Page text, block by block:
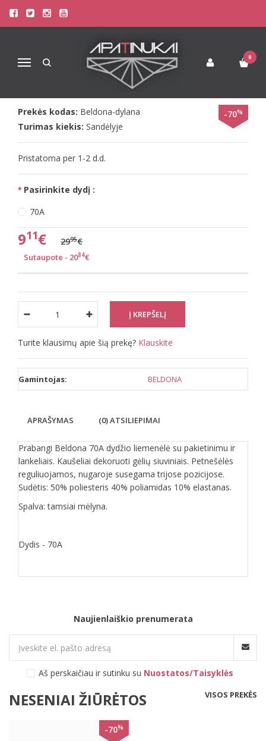
Navigacija
0
Pagrindinis Liemenėlės
Beldona 70A dydžio liemenėlė Dylana Push up
BELDONA 70A DYDŽIO LIEMENĖLĖ
DYLANA PUSH UP
-70%
Prekės kodas: Beldona-dylana
Turimas kiekis: Sandėlyje
Pristatoma per 1-2 d.d.
Pasirinkite dydį :
70A
911€ 2995€
Sutaupote - 2084€
Turite klausimų apie šią prekę? Klauskite
Gamintojas: BELDONA
APRAŠYMAS (0) ATSILIEPIMAI
Prabangi Beldona 70A dydžio liemenėlė su pakietinimu ir
lankeliais. Kaušeliai dekoruoti gėlių siuviniais. Petnešėlės
reguliuojamos, nugaroje susegama trijose pozicijose.
Sudėtis: 50% poliesteris 40% poliamidas 10% elastanas.
Spalva: tamsiai mėlyna.
Dydis - 70A
Naujienlaiškio prenumerata
Aš perskaičiau ir sutinku su Nuostatos/Taisyklės
NESENIAI ŽIŪRĖTOS VISOS PREKĖS
-70%